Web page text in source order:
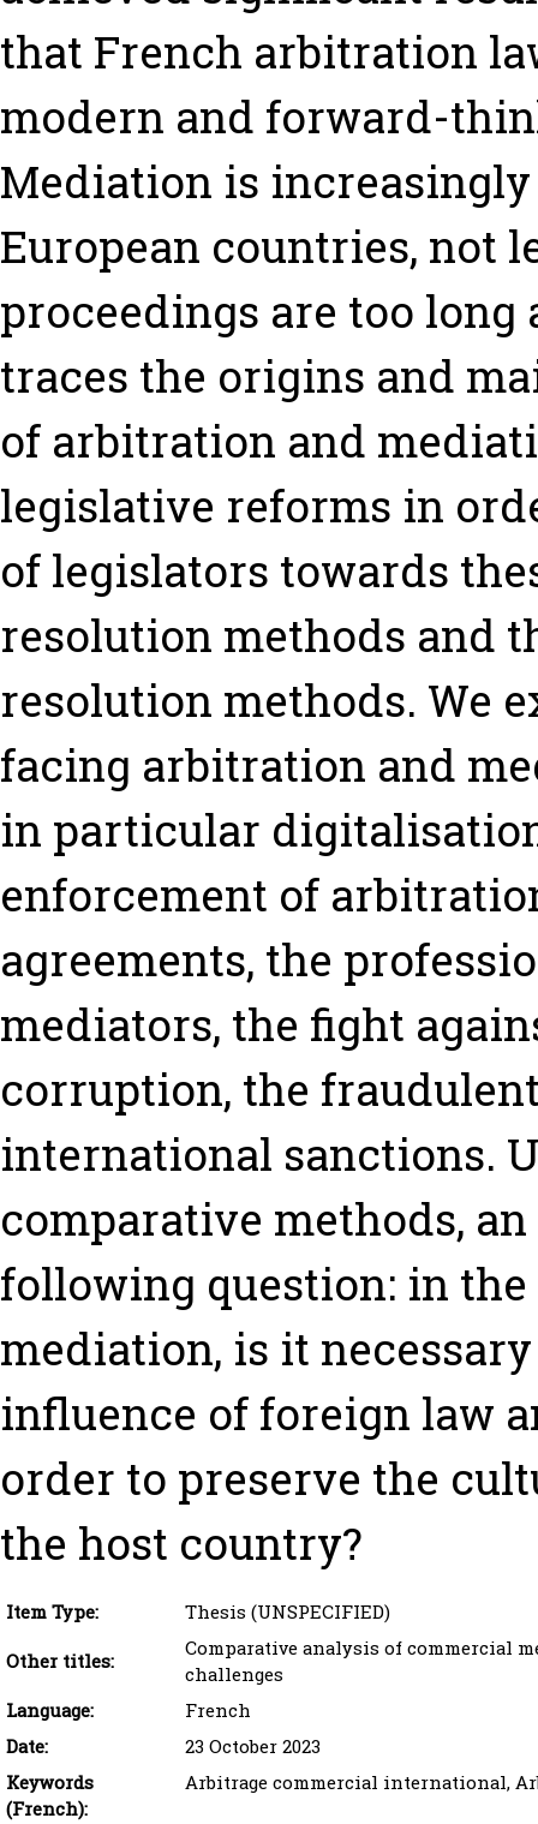
that French arbitration
modern and forward-
Mediation is
European countries, not
proceedings are too
traces the origins and
of arbitration and
legislative reforms in
of legislators towards
resolution methods and
resolution methods. We
facing arbitration and
in particular
enforcement of
agreements, the
mediators, the fight
corruption, the
international sanctions.
comparative methods,
following question: in
mediation, is it
influence of foreign law
order to preserve the
the host country?
Item Type:
Thesis (UNSPECIFIED)
Other titles:
Comparative analysis of commercial
challenges
Language:
French
Date:
23 October 2023
Keywords
(French):
Arbitrage commercial international,